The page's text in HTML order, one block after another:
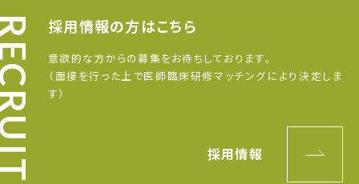
採用情報の方はこちら
意欲的な方からの募集をお待ちしております。
（面接を行った上で医師臨床研修マッチングにより決定しま
す）
採用情報